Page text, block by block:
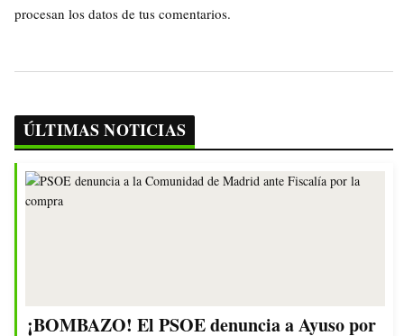
procesan los datos de tus comentarios.
ÚLTIMAS NOTICIAS
¡BOMBAZO! El PSOE denuncia a Ayuso por